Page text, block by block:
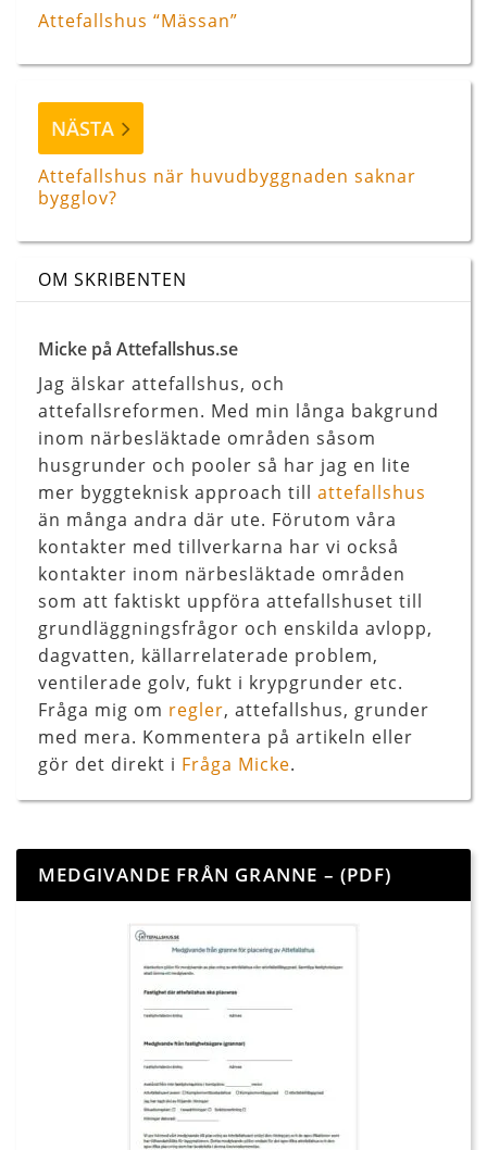
Attefallshus “Mässan”
Nästa
inlägg
NÄSTA
Attefallshus när huvudbyggnaden saknar
bygglov?
OM SKRIBENTEN
Micke på Attefallshus.se
Jag älskar attefallshus, och
attefallsreformen. Med min långa bakgrund
inom närbesläktade områden såsom
husgrunder och pooler så har jag en lite
mer byggteknisk approach till attefallshus
än många andra där ute. Förutom våra
kontakter med tillverkarna har vi också
kontakter inom närbesläktade områden
som att faktiskt uppföra attefallshuset till
grundläggningsfrågor och enskilda avlopp,
dagvatten, källarrelaterade problem,
ventilerade golv, fukt i krypgrunder etc.
Fråga mig om regler, attefallshus, grunder
med mera. Kommentera på artikeln eller
gör det direkt i Fråga Micke.
MEDGIVANDE FRÅN GRANNE – (PDF)